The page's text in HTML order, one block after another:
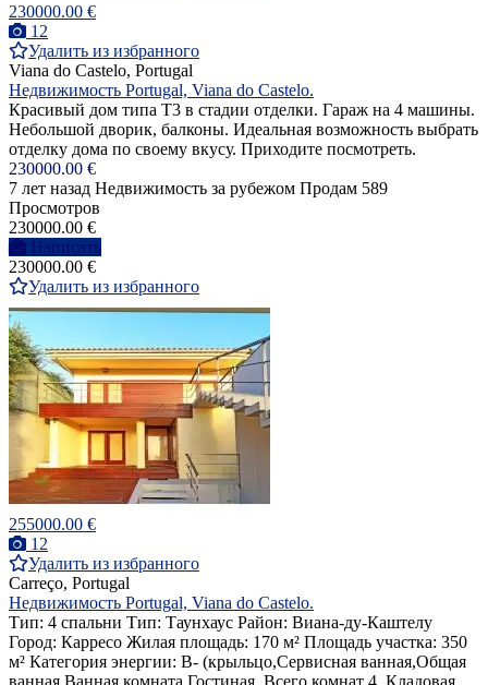
230000.00 €
12
Удалить из избранного
Viana do Castelo, Portugal
Недвижимость Portugal, Viana do Castelo.
Красивый дом типа T3 в стадии отделки. Гараж на 4 машины.
Небольшой дворик, балконы. Идеальная возможность выбрать
отделку дома по своему вкусу. Приходите посмотреть.
230000.00 €
7 лет назад Недвижимость за рубежом Продам 589
Просмотров
230000.00 €
Написать
230000.00 €
Удалить из избранного
255000.00 €
12
Удалить из избранного
Carreço, Portugal
Недвижимость Portugal, Viana do Castelo.
Тип: 4 спальни Тип: Таунхаус Район: Виана-ду-Каштелу
Город: Карресо Жилая площадь: 170 м² Площадь участка: 350
м² Категория энергии: B- (крыльцо,Сервисная ванная,Общая
ванная,Ванная комната,Гостиная ,Всего комнат 4, Кладовая